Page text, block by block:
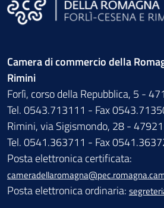
Camera di commercio della
Rimini
Forlì, corso della Repubblica, 5 -
Tel. 0543.713111 - Fax
Rimini, via Sigismondo, 28 - 47921
Tel. 0541.363711 - Fax
Posta elettronica certificata:
Posta elettronica ordinaria: